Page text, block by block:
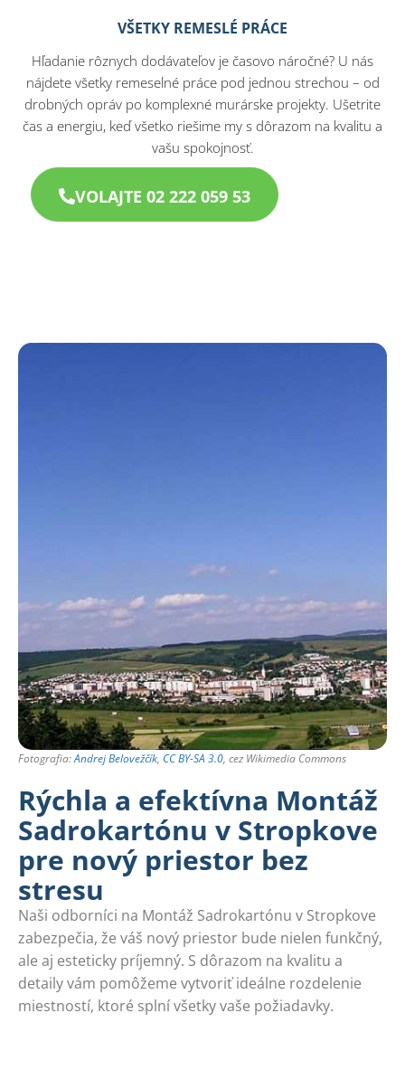
VŠETKY REMESLÉ PRÁCE
Hľadanie rôznych dodávateľov je časovo náročné? U nás
nájdete všetky remeselné práce pod jednou strechou – od
drobných opráv po komplexné murárske projekty. Ušetrite
čas a energiu, keď všetko riešime my s dôrazom na kvalitu a
vašu spokojnosť.
VOLAJTE 02 222 059 53
Fotografia:Andrej Belovežčík, CC BY-SA 3.0, cez Wikimedia Commons
Rýchla a efektívna Montáž
Sadrokartónu v Stropkove
pre nový priestor bez
stresu
Naši odborníci na Montáž Sadrokartónu v Stropkove
zabezpečia, že váš nový priestor bude nielen funkčný,
ale aj esteticky príjemný. S dôrazom na kvalitu a
detaily vám pomôžeme vytvoriť ideálne rozdelenie
miestností, ktoré splní všetky vaše požiadavky.